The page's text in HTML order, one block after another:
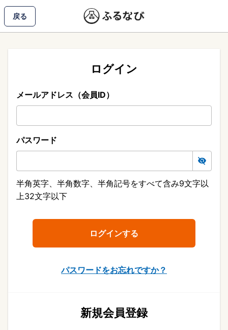
戻る
ログイン
メールアドレス（会員ID）
パスワード
半角英字、半角数字、半角記号をすべて含み9文字以
上32文字以下
パスワードをお忘れですか？
新規会員登録